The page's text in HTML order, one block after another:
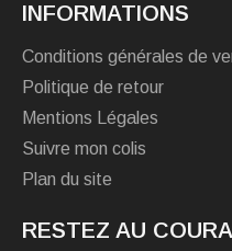
INFORMATIONS
Conditions générales de
Politique de retour
Mentions Légales
Suivre mon colis
Plan du site
RESTEZ AU